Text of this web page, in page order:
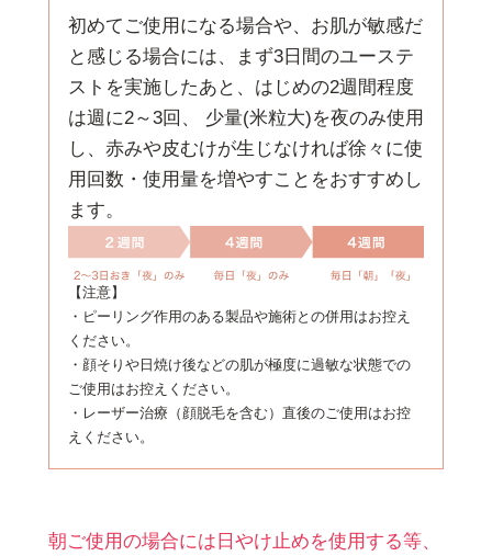
初めてご使用になる場合や、お肌が敏感だ
と感じる場合には、まず3日間のユーステ
ストを実施したあと、はじめの2週間程度
は週に2～3回、 少量(米粒大)を夜のみ使用
し、赤みや皮むけが生じなければ徐々に使
用回数・使用量を増やすことをおすすめし
ます。
【注意】
・ピーリング作用のある製品や施術との併用はお控え
ください。
・顔そりや日焼け後などの肌が極度に過敏な状態での
ご使用はお控えください。
・レーザー治療（顔脱毛を含む）直後のご使用はお控
えください。
朝ご使用の場合には日やけ止めを使用する等、